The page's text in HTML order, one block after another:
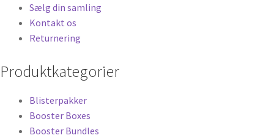
Sælg din samling
Kontakt os
Returnering
Produktkategorier
Blisterpakker
Booster Boxes
Booster Bundles